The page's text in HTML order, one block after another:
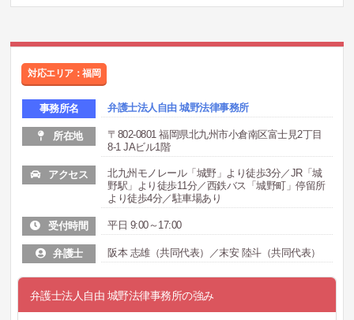
対応エリア：福岡
事務所名 弁護士法人自由 城野法律事務所
所在地
〒802-0801 福岡県北九州市小倉南区富士見2丁目
8-1 JAビル1階
アクセス
北九州モノレール「城野」より徒歩3分／JR「城
野駅」より徒歩11分／西鉄バス「城野町」停留所
より徒歩4分／駐車場あり
受付時間 平日 9:00～17:00
弁護士 阪本 志雄（共同代表）／末安 陸斗（共同代表）
弁護士法人自由 城野法律事務所の強み